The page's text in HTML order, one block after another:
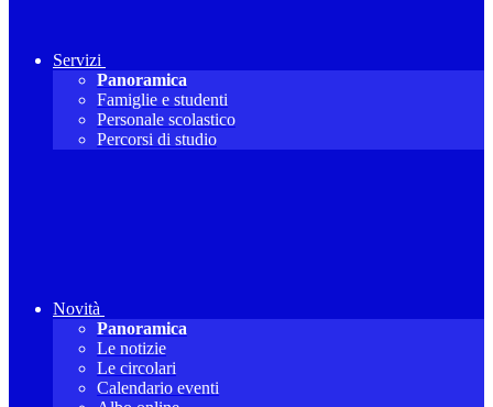
Servizi
Panoramica
Famiglie e studenti
Personale scolastico
Percorsi di studio
Novità
Panoramica
Le notizie
Le circolari
Calendario eventi